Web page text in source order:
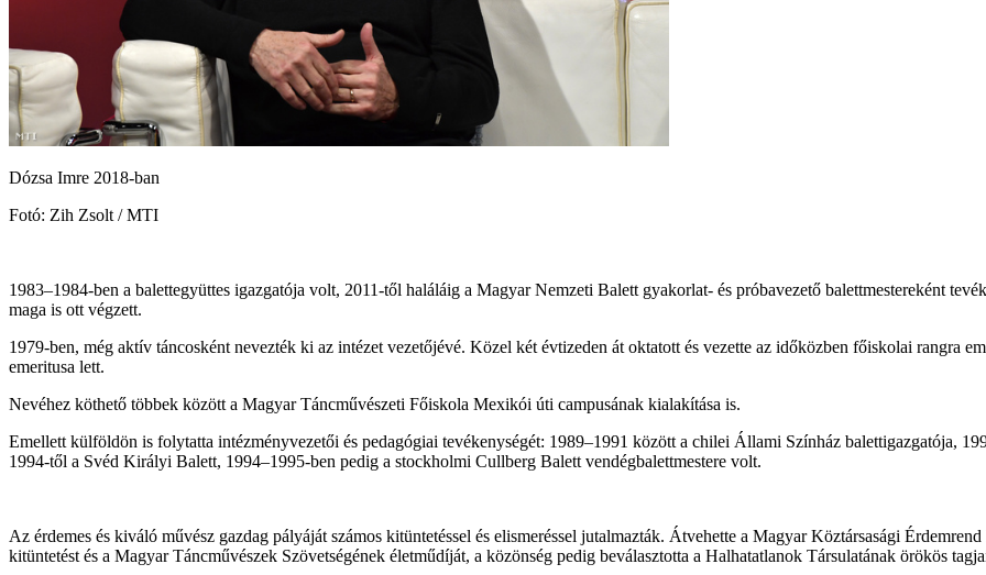
Dózsa Imre 2018-ban
Fotó: Zih Zsolt / MTI
1983–1984-ben a balettegyüttes igazgatója volt, 2011-től haláláig a Magyar Nemzeti Balett gyakorlat- és próbavezető balettmestereként
maga is ott végzett.
1979-ben, még aktív táncosként nevezték ki az intézet vezetőjévé. Közel két évtizeden át oktatott és vezette az időközben főiskolai rangra
emeritusa lett.
Nevéhez köthető többek között a Magyar Táncművészeti Főiskola Mexikói úti campusának kialakítása is.
Emellett külföldön is folytatta intézményvezetői és pedagógiai tevékenységét: 1989–1991 között a chilei Állami Színház balettigazgatója,
1994-től a Svéd Királyi Balett, 1994–1995-ben pedig a stockholmi Cullberg Balett vendégbalettmestere volt.
Az érdemes és kiváló művész gazdag pályáját számos kitüntetéssel és elismeréssel jutalmazták. Átvehette a Magyar Köztársasági
kitüntetést és a Magyar Táncművészek Szövetségének életműdíját, a közönség pedig beválasztotta a Halhatatlanok Társulatának örökös